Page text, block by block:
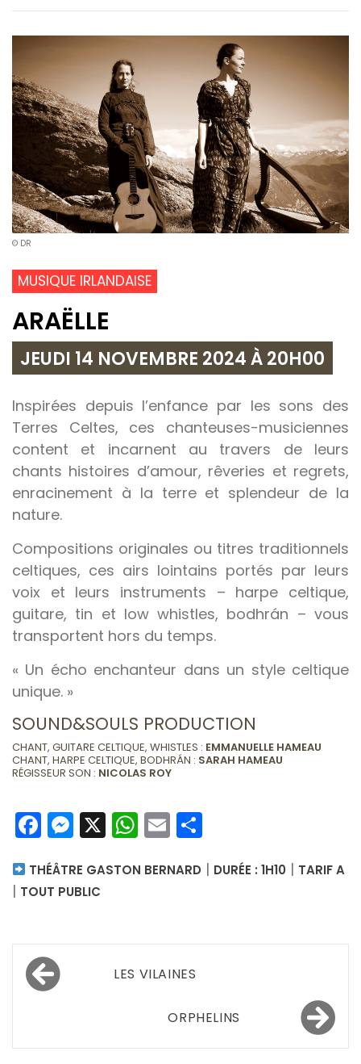
© DR
MUSIQUE IRLANDAISE
ARAËLLE
JEUDI 14 NOVEMBRE 2024 À 20H00
Inspirées depuis l’enfance par les sons des
Terres Celtes, ces chanteuses-musiciennes
content et incarnent au travers de leurs
chants histoires d’amour, rêveries et regrets,
enracinement à la terre et splendeur de la
nature.
Compositions originales ou titres traditionnels
celtiques, ces airs lointains portés par leurs
voix et leurs instruments – harpe celtique,
guitare, tin et low whistles, bodhrán – vous
transportent hors du temps.
« Un écho enchanteur dans un style celtique
unique. »
SOUND&SOULS PRODUCTION
CHANT, GUITARE CELTIQUE, WHISTLES : EMMANUELLE HAMEAU
CHANT, HARPE CELTIQUE, BODHRÁN : SARAH HAMEAU
RÉGISSEUR SON : NICOLAS ROY
Facebook
Messenger
X WhatsApp
Email
THÉÂTRE GASTON BERNARD | DURÉE : 1H10 | TARIF A
| TOUT PUBLIC
Navigation
de
LES VILAINES
ORPHELINS